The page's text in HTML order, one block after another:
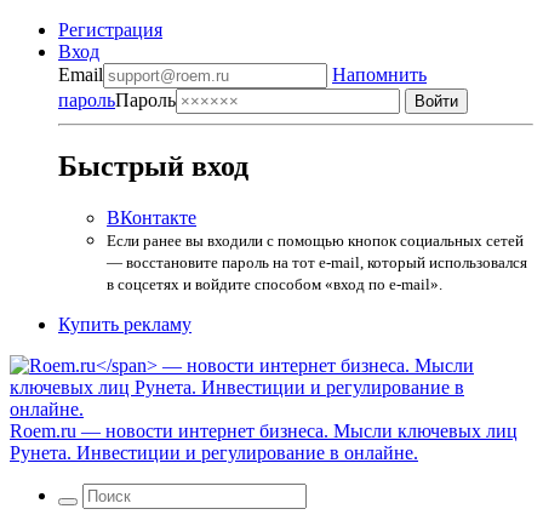
Регистрация
Вход
Email
Напомнить
парольПароль
Быстрый вход
ВКонтакте
Если ранее вы входили с помощью кнопок социальных сетей
— восстановите пароль на тот e-mail, который использовался
в соцсетях и войдите способом «вход по e-mail».
Купить рекламу
Roem.ru — новости интернет бизнеса. Мысли ключевых лиц
Рунета. Инвестиции и регулирование в онлайне.